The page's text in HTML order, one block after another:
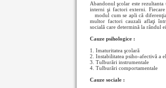
Abandonul şcolar este
interni şi factori externi.
modul cum se aplică
multor factori cauzali aflaţi
socială care determină la rândul
Cauze psihologice :
1. Imaturitatea şcolară
2. Instabilitatea psiho-afectivă a
3. Tulburări instrumentale
4. Tulburări comportamentale
Cauze sociale :